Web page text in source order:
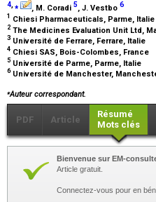
4,⁎ , M. Coradi 5, J. Vestbo 6
1 Chiesi Pharmaceuticals, Parme, Italie
2 The Medicines Evaluation Unit Ltd,
3 Université de Ferrare, Ferrare, Italie
4 Chiesi SAS, Bois-Colombes, France
5 Université de Parme, Parme, Italie
6Université de Manchester,
⁎Auteur correspondant.
PDF Article
Résumé
Mots clés
Bienvenue sur EM-
Article gratuit.
Connectez-vous pour en